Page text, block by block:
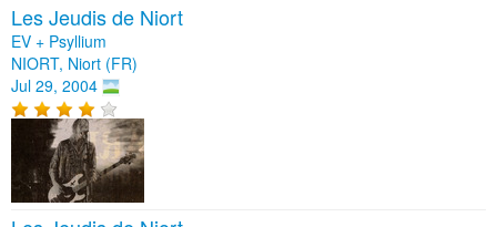
Les Jeudis de Niort
EV + Psyllium
NIORT, Niort (FR)
Jul 29, 2004